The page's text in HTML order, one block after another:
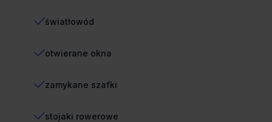
światłowód
otwierane okna
zamykane szafki
stojaki rowerowe